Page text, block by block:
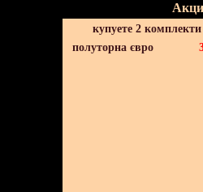
купуете 2
полуторна євро